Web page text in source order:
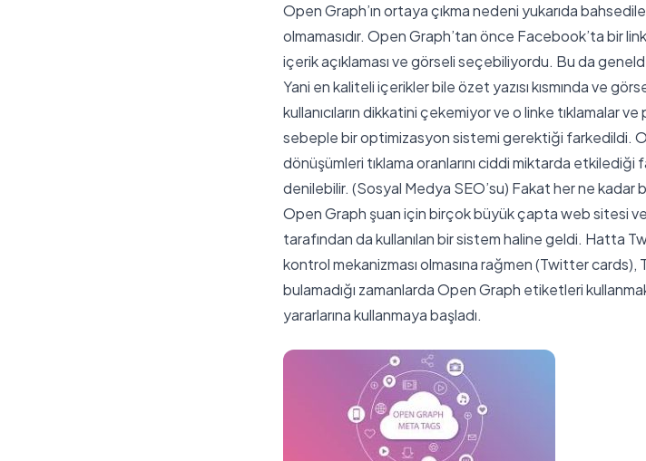
Open Graph’ın ortaya çıkma nedeni yukarıda
olmamasıdır. Open Graph’tan önce Facebook’ta bir
içerik açıklaması ve görseli seçebiliyordu. Bu da
Yani en kaliteli içerikler bile özet yazısı kısmında ve
kullanıcıların dikkatini çekemiyor ve o linke tıklamalar
sebeple bir optimizasyon sistemi gerektiği farkedildi.
dönüşümleri tıklama oranlarını ciddi miktarda
denilebilir. (Sosyal Medya SEO’su) Fakat her ne
Open Graph şuan için birçok büyük çapta web sitesi
tarafından da kullanılan bir sistem haline geldi. Hatta
kontrol mekanizması olmasına rağmen (Twitter
bulamadığı zamanlarda Open Graph etiketleri
yararlarına kullanmaya başladı.